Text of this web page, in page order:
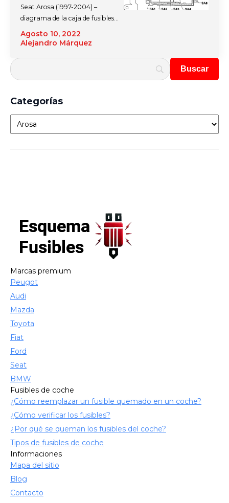
Agosto 10, 2022
Alejandro Márquez
Seat Arosa (1997-2004) –
diagrama de la caja de fusibles…
Categorías
Categorías
Marcas premium
Peugot
Audi
Mazda
Toyota
Fiat
Ford
Seat
BMW
Fusibles de coche
¿Cómo reemplazar un fusible quemado en un coche?
¿Cómo verificar los fusibles?
¿Por qué se queman los fusibles del coche?
Tipos de fusibles de coche
Informaciones
Mapa del sitio
Blog
Contacto